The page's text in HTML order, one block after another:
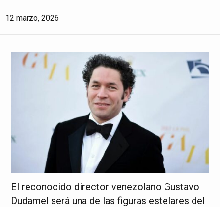
12 marzo, 2026
El reconocido director venezolano Gustavo
Dudamel será una de las figuras estelares del